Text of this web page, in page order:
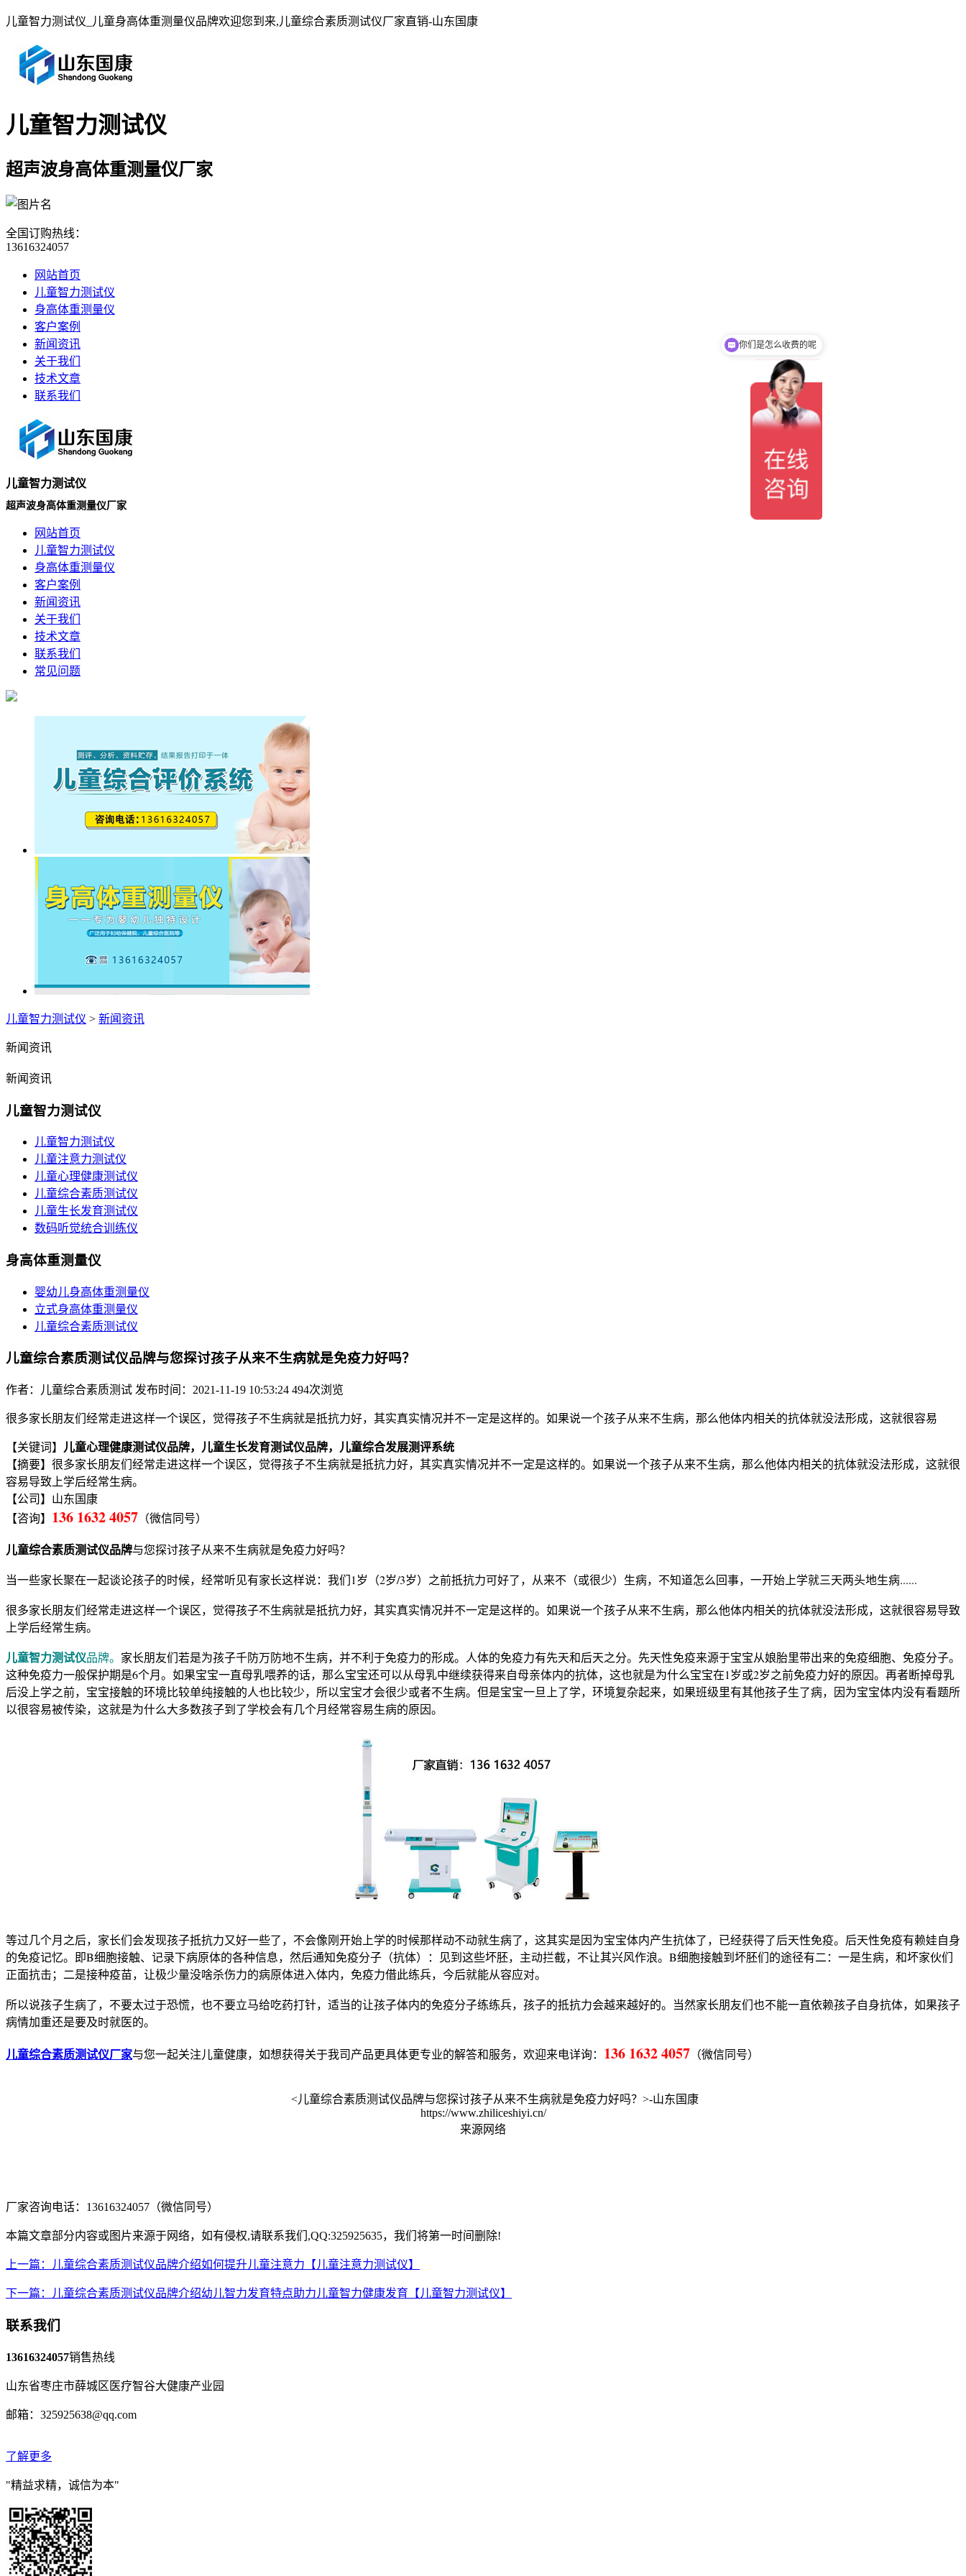
儿童智力测试仪_儿童身高体重测量仪品牌欢迎您到来,儿童综合素质测试仪厂家直销-山东国康
儿童智力测试仪
超声波身高体重测量仪厂家
全国订购热线：
13616324057
网站首页
儿童智力测试仪
身高体重测量仪
客户案例
新闻资讯
关于我们
技术文章
联系我们
儿童智力测试仪
超声波身高体重测量仪厂家
网站首页
儿童智力测试仪
身高体重测量仪
客户案例
新闻资讯
关于我们
技术文章
联系我们
常见问题
儿童智力测试仪 > 新闻资讯
新闻资讯
新闻资讯
儿童智力测试仪
儿童智力测试仪
儿童注意力测试仪
儿童心理健康测试仪
儿童综合素质测试仪
儿童生长发育测试仪
数码听觉统合训练仪
身高体重测量仪
婴幼儿身高体重测量仪
立式身高体重测量仪
儿童综合素质测试仪
儿童综合素质测试仪品牌与您探讨孩子从来不生病就是免疫力好吗？
作者：儿童综合素质测试 发布时间：2021-11-19 10:53:24 494次浏览
很多家长朋友们经常走进这样一个误区，觉得孩子不生病就是抵抗力好，其实真实情况并不一定是这样的。如果说一个孩子从来不生病，那么他体内相关的抗体就没法形成，这就很容易
【关键词】 儿童心理健康测试仪品牌，儿童生长发育测试仪品牌，儿童综合发展测评系统
【摘要】很多家长朋友们经常走进这样一个误区，觉得孩子不生病就是抵抗力好，其实真实情况并不一定是这样的。如果说一个孩子从来不生病，那么他体内相关的抗体就没法形成，这就很
容易导致上学后经常生病。
【公司】山东国康
【咨询】 136 1632 4057 （微信同号）
儿童综合素质测试仪品牌与您探讨孩子从来不生病就是免疫力好吗？
当一些家长聚在一起谈论孩子的时候，经常听见有家长这样说：我们1岁（2岁/3岁）之前抵抗力可好了，从来不（或很少）生病，不知道怎么回事，一开始上学就三天两头地生病......
很多家长朋友们经常走进这样一个误区，觉得孩子不生病就是抵抗力好，其实真实情况并不一定是这样的。如果说一个孩子从来不生病，那么他体内相关的抗体就没法形成，这就很容易导致
上学后经常生病。
儿童智力测试仪品牌。 家长朋友们若是为孩子千防万防地不生病，并不利于免疫力的形成。人体的免疫力有先天和后天之分。先天性免疫来源于宝宝从娘胎里带出来的免疫细胞、免疫分子。
这种免疫力一般保护期是6个月。如果宝宝一直母乳喂养的话，那么宝宝还可以从母乳中继续获得来自母亲体内的抗体，这也就是为什么宝宝在1岁或2岁之前免疫力好的原因。再者断掉母乳
后没上学之前，宝宝接触的环境比较单纯接触的人也比较少，所以宝宝才会很少或者不生病。但是宝宝一旦上了学，环境复杂起来，如果班级里有其他孩子生了病，因为宝宝体内没有看题所
以很容易被传染，这就是为什么大多数孩子到了学校会有几个月经常容易生病的原因。
等过几个月之后，家长们会发现孩子抵抗力又好一些了，不会像刚开始上学的时候那样动不动就生病了，这其实是因为宝宝体内产生抗体了，已经获得了后天性免疫。后天性免疫有赖娃自身
的免疫记忆。即B细胞接触、记录下病原体的各种信息，然后通知免疫分子（抗体）：见到这些坏胚，主动拦截，不让其兴风作浪。B细胞接触到坏胚们的途径有二：一是生病，和坏家伙们
正面抗击；二是接种疫苗，让极少量没啥杀伤力的病原体进入体内，免疫力借此练兵，今后就能从容应对。
所以说孩子生病了，不要太过于恐慌，也不要立马给吃药打针，适当的让孩子体内的免疫分子练练兵，孩子的抵抗力会越来越好的。当然家长朋友们也不能一直依赖孩子自身抗体，如果孩子
病情加重还是要及时就医的。
儿童综合素质测试仪厂家与您一起关注儿童健康，如想获得关于我司产品更具体更专业的解答和服务，欢迎来电详询： 136 1632 4057 （微信同号）
<儿童综合素质测试仪品牌与您探讨孩子从来不生病就是免疫力好吗？>-山东国康
https://www.zhiliceshiyi.cn/
来源网络
厂家咨询电话：13616324057（微信同号）
本篇文章部分内容或图片来源于网络，如有侵权,请联系我们,QQ:325925635，我们将第一时间删除!
上一篇：儿童综合素质测试仪品牌介绍如何提升儿童注意力【儿童注意力测试仪】
下一篇：儿童综合素质测试仪品牌介绍幼儿智力发育特点助力儿童智力健康发育【儿童智力测试仪】
联系我们
13616324057销售热线
山东省枣庄市薛城区医疗智谷大健康产业园
邮箱：325925638@qq.com
了解更多
"精益求精，诚信为本"
你们是怎么收费的呢